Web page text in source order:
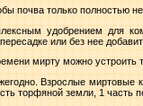
почва только полностью
удобрением для
или без нее
мирту можно устроить
Взрослые миртовые
торфяной земли, 1 часть